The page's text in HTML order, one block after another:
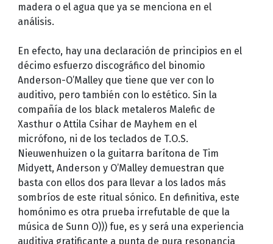
madera o el agua que ya se menciona en el
análisis.
En efecto, hay una declaración de principios en el
décimo esfuerzo discográfico del binomio
Anderson-O’Malley que tiene que ver con lo
auditivo, pero también con lo estético. Sin la
compañía de los black metaleros Malefic de
Xasthur o Attila Csihar de Mayhem en el
micrófono, ni de los teclados de T.O.S.
Nieuwenhuizen o la guitarra barítona de Tim
Midyett, Anderson y O’Malley demuestran que
basta con ellos dos para llevar a los lados más
sombríos de este ritual sónico. En definitiva, este
homónimo es otra prueba irrefutable de que la
música de Sunn O))) fue, es y será una experiencia
auditiva gratificante a punta de pura resonancia